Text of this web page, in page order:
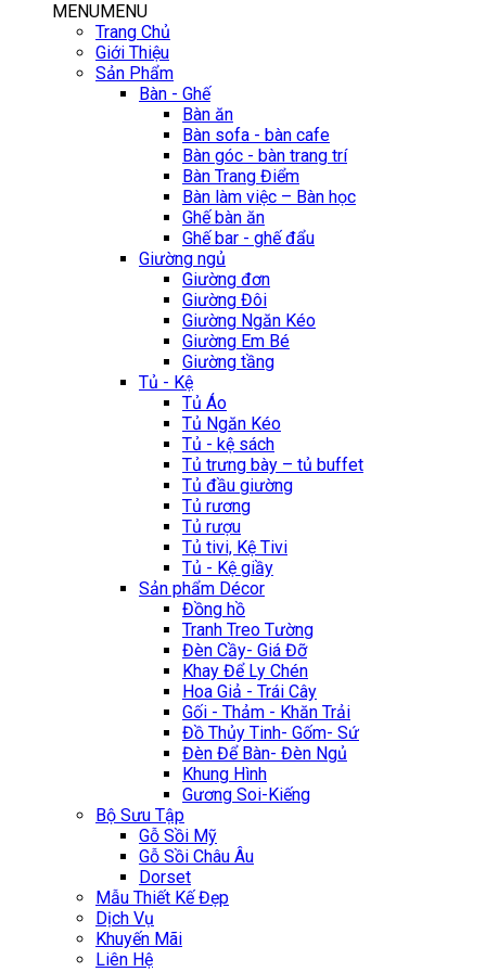
MENUMENU
Trang Chủ
Giới Thiệu
Sản Phẩm
Bàn - Ghế
Bàn ăn
Bàn sofa - bàn cafe
Bàn góc - bàn trang trí
Bàn Trang Điểm
Bàn làm việc – Bàn học
Ghế bàn ăn
Ghế bar - ghế đẩu
Giường ngủ
Giường đơn
Giường Đôi
Giường Ngăn Kéo
Giường Em Bé
Giường tầng
Tủ - Kệ
Tủ Áo
Tủ Ngăn Kéo
Tủ - kệ sách
Tủ trưng bày – tủ buffet
Tủ đầu giường
Tủ rương
Tủ rượu
Tủ tivi, Kệ Tivi
Tủ - Kệ giầy
Sản phẩm Décor
Đồng hồ
Tranh Treo Tường
Đèn Cầy- Giá Đỡ
Khay Để Ly Chén
Hoa Giả - Trái Cây
Gối - Thảm - Khăn Trải
Đồ Thủy Tinh- Gốm- Sứ
Đèn Để Bàn- Đèn Ngủ
Khung Hình
Gương Soi-Kiếng
Bộ Sưu Tập
Gỗ Sồi Mỹ
Gỗ Sồi Châu Âu
Dorset
Mẫu Thiết Kế Đẹp
Dịch Vụ
Khuyến Mãi
Liên Hệ